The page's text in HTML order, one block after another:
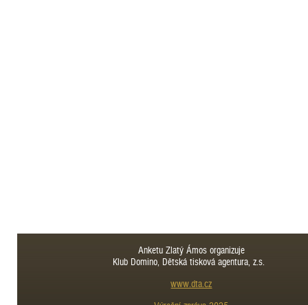
Anketu Zlatý Ámos organizuje
Klub Domino, Dětská tisková agentura, z.s.
www.dta.cz